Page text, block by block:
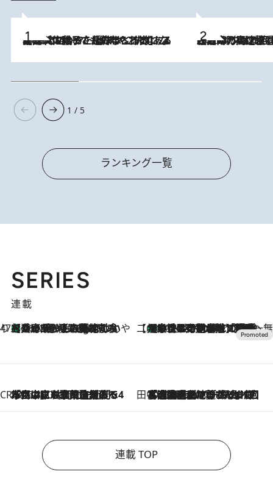
2026.8.5
【阿川佐和子さんの年とる力】なぜ70代で始めた趣味は“こんなに楽しい”のか？ ピアノ、俳句…スランプに陥っても続けられる“ある秘訣”とは 2026.8.7
「湘南乃風に憧れて」観客大盛上がりの“タオル回し”に、ラッパー顔負けの高速歌唱まで…さだまさし（74）のアグレッシブすぎる現在地
1 / 5
ランキング一覧
SERIES
連載
47都道府県の手みやげ ひんやりスイーツで夏を満喫
46 Minutes Ago
【兵庫県】この夏絶対食べたい 冷やしておいしいおやつ3選 淡路島の恵みをジェラートに集約 【CREA×星野リゾート】唯一無二。癒しと発見が待つ場所へ
2026.8.7
【トンボの足水浴】ヒノキの香りに包まれて涼感マックス！約13℃の湧水かけ流しを避暑地「星野温泉 トンボの湯」で体験
CREA'S CHOICE
2026.8.7
「立川にも歌舞伎があるんだよ」 片岡仁左衛門・市川中車ら豪華座組みで4年目の立川立飛歌舞伎へ 田中稲の勝手に再ブーム
2026.8.7
「湘南乃風に憧れて」観客大盛上がりの“タオル回し”に、ラッパー顔負けの高速歌唱まで…さだまさし（74）のアグレッシブすぎる現在地
連載 TOP